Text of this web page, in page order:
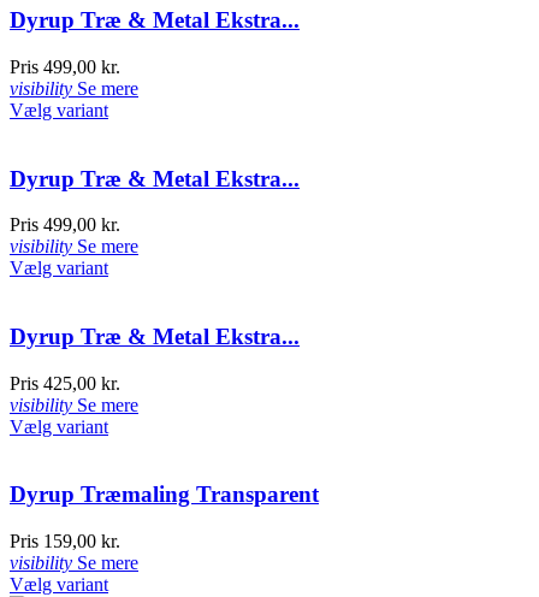
Dyrup Træ & Metal Ekstra...
Pris 499,00 kr.
visibility Se mere
Vælg variant
Dyrup Træ & Metal Ekstra...
Pris 499,00 kr.
visibility Se mere
Vælg variant
Dyrup Træ & Metal Ekstra...
Pris 425,00 kr.
visibility Se mere
Vælg variant
Dyrup Træmaling Transparent
Pris 159,00 kr.
visibility Se mere
Vælg variant